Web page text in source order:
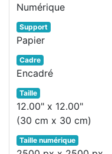
Numérique
Support
Papier
Cadre
Encadré
Taille
12.00" x 12.00"
(30 cm x 30 cm)
Taille numérique